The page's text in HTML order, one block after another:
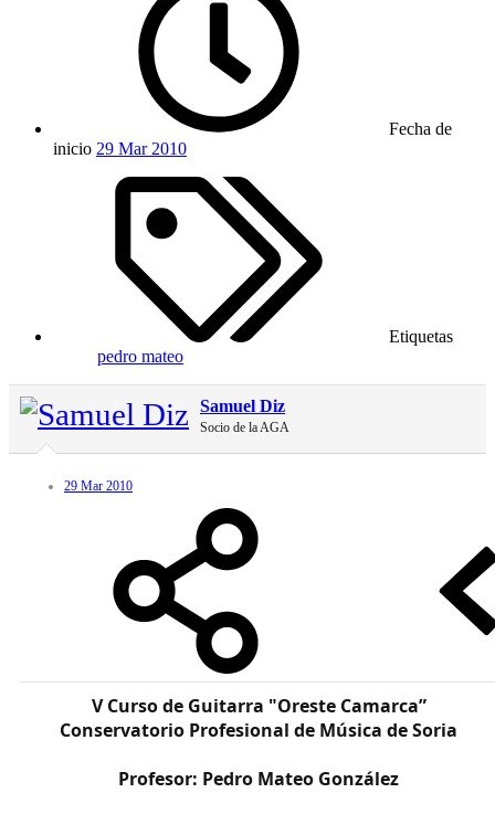
Fecha de
inicio 29 Mar 2010
Etiquetas
pedro mateo
Samuel Diz
Socio de la AGA
29 Mar 2010
V Curso de Guitarra "Oreste Camarca”
Conservatorio Profesional de Música de Soria
Profesor: Pedro Mateo González